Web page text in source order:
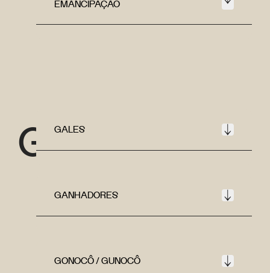
EMANCIPAÇÃO
G GALES
GANHADORES
GONOCÔ / GUNOCÔ